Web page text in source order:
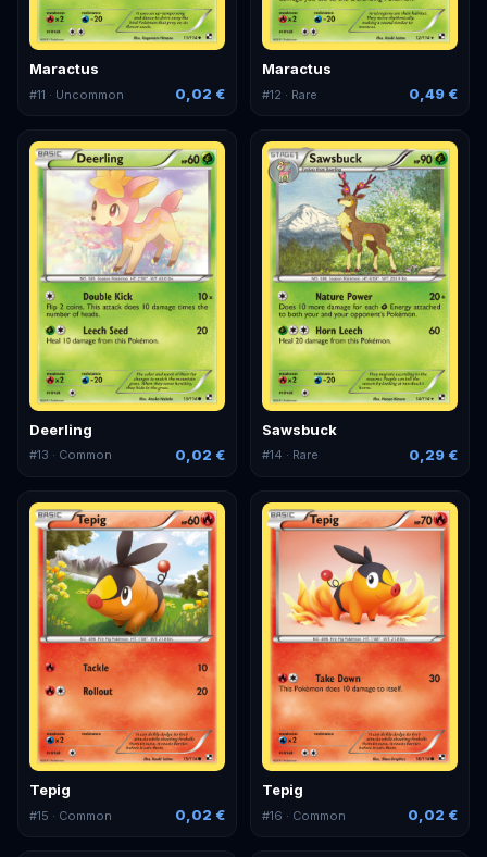
Maractus
#11 · Uncommon 0,02 €
Maractus
#12 · Rare 0,49 €
Deerling
#13 · Common 0,02 €
Sawsbuck
#14 · Rare 0,29 €
Tepig
#15 · Common 0,02 €
Tepig
#16 · Common 0,02 €